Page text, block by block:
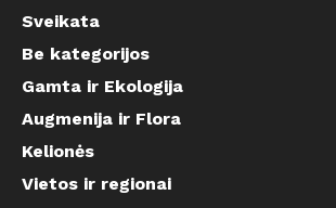
Sveikata
Be kategorijos
Gamta ir Ekologija
Augmenija ir Flora
Kelionės
Vietos ir regionai